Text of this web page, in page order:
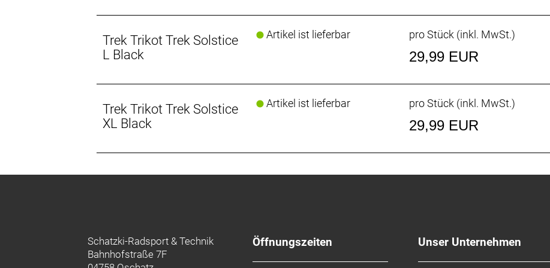
Trek Trikot Trek Solstice
L Black
Artikel ist lieferbar pro Stück (inkl. MwSt.)
29,99 EUR
Trek Trikot Trek Solstice
XL Black
Artikel ist lieferbar pro Stück (inkl. MwSt.)
29,99 EUR
Schatzki-Radsport & Technik
Bahnhofstraße 7F
Öffnungszeiten Unser Unternehmen